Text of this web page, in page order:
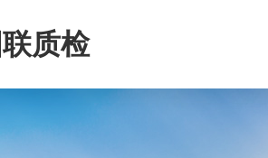
联质检